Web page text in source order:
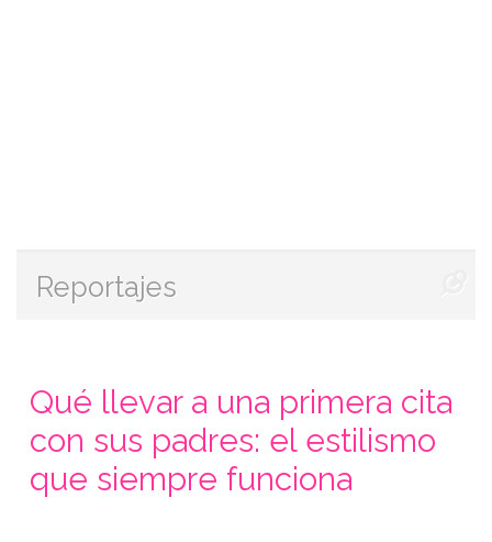
Reportajes
Qué llevar a una primera cita
con sus padres: el estilismo
que siempre funciona